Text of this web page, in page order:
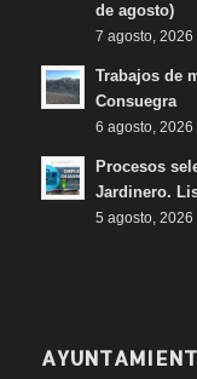
de agosto)
7 agosto, 2026
Trabajos de
Consuegra
6 agosto, 2026
Procesos
Jardinero.
5 agosto, 2026